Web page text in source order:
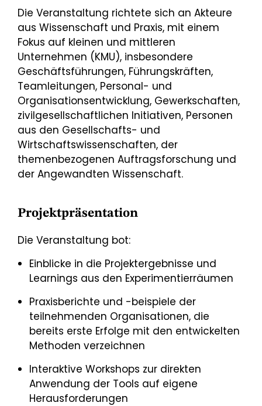
Die Veranstaltung richtete sich an Akteure
aus Wissenschaft und Praxis, mit einem
Fokus auf kleinen und mittleren
Unternehmen (KMU), insbesondere
Geschäftsführungen, Führungskräften,
Teamleitungen, Personal- und
Organisationsentwicklung, Gewerkschaften,
zivilgesellschaftlichen Initiativen, Personen
aus den Gesellschafts- und
Wirtschaftswissenschaften, der
themenbezogenen Auftragsforschung und
der Angewandten Wissenschaft.
Projektpräsentation
Die Veranstaltung bot:
Einblicke in die Projektergebnisse und
Learnings aus den Experimentierräumen
Praxisberichte und -beispiele der
teilnehmenden Organisationen, die
bereits erste Erfolge mit den entwickelten
Methoden verzeichnen
Interaktive Workshops zur direkten
Anwendung der Tools auf eigene
Herausforderungen